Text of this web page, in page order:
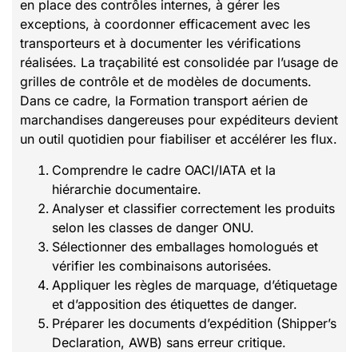
en place des contrôles internes, à gérer les
exceptions, à coordonner efficacement avec les
transporteurs et à documenter les vérifications
réalisées. La traçabilité est consolidée par l’usage de
grilles de contrôle et de modèles de documents.
Dans ce cadre, la Formation transport aérien de
marchandises dangereuses pour expéditeurs devient
un outil quotidien pour fiabiliser et accélérer les flux.
Comprendre le cadre OACI/IATA et la
hiérarchie documentaire.
Analyser et classifier correctement les produits
selon les classes de danger ONU.
Sélectionner des emballages homologués et
vérifier les combinaisons autorisées.
Appliquer les règles de marquage, d’étiquetage
et d’apposition des étiquettes de danger.
Préparer les documents d’expédition (Shipper’s
Declaration, AWB) sans erreur critique.